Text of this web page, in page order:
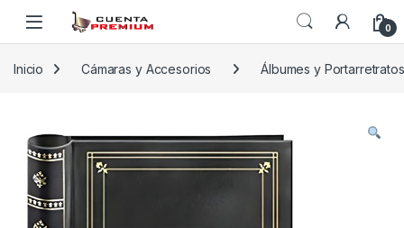
Skip to navigation
Skip to content
0
Inicio Cámaras y Accesorios Álbumes y Portarretratos